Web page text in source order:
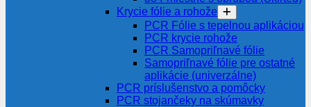
Krycie fólie a rohože
PCR Fólie s tepelnou aplikáciou
PCR krycie rohože
PCR Samopriľnavé fólie
Samopriľnavé fólie pre ostatné
aplikácie (univerzálne)
PCR príslušenstvo a pomôcky
PCR stojančeky na skúmavky